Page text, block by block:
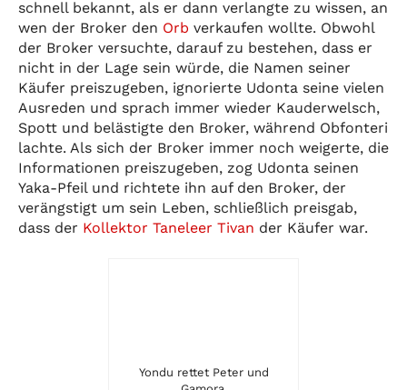
schnell bekannt, als er dann verlangte zu wissen, an
wen der Broker den Orb verkaufen wollte. Obwohl
der Broker versuchte, darauf zu bestehen, dass er
nicht in der Lage sein würde, die Namen seiner
Käufer preiszugeben, ignorierte Udonta seine vielen
Ausreden und sprach immer wieder Kauderwelsch,
Spott und belästigte den Broker, während Obfonteri
lachte. Als sich der Broker immer noch weigerte, die
Informationen preiszugeben, zog Udonta seinen
Yaka-Pfeil und richtete ihn auf den Broker, der
verängstigt um sein Leben, schließlich preisgab,
dass der Kollektor Taneleer Tivan der Käufer war.
Yondu rettet Peter und